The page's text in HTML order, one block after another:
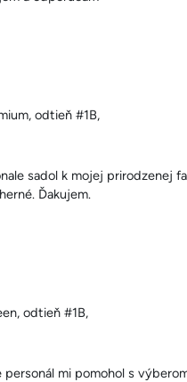
odtieň #1B,
sadol k mojej prirodzenej
Ďakujem.
odtieň #1B,
mi pomohol s